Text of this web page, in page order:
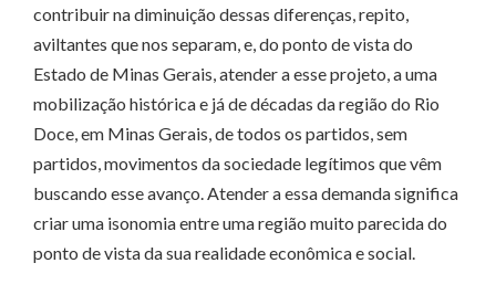
contribuir na diminuição dessas diferenças, repito,
aviltantes que nos separam, e, do ponto de vista do
Estado de Minas Gerais, atender a esse projeto, a uma
mobilização histórica e já de décadas da região do Rio
Doce, em Minas Gerais, de todos os partidos, sem
partidos, movimentos da sociedade legítimos que vêm
buscando esse avanço. Atender a essa demanda significa
criar uma isonomia entre uma região muito parecida do
ponto de vista da sua realidade econômica e social.